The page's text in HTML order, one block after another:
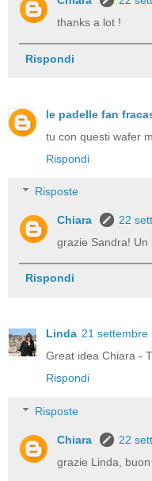
thanks a lot !
Rispondi
le padelle fan
tu con questi wafer
Rispondi
Risposte
Chiara
22
grazie Sandra! Un
Rispondi
Linda 21 settembre
Great idea Chiara -
Rispondi
Risposte
Chiara
22
grazie Linda, buon